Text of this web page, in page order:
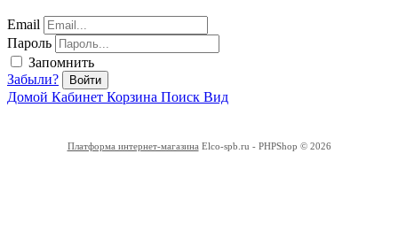
Email
Пароль
Запомнить
Забыли?
Войти
Домой Кабинет Корзина Поиск Вид
Платформа интернет-магазина Elco-spb.ru - PHPShop © 2026